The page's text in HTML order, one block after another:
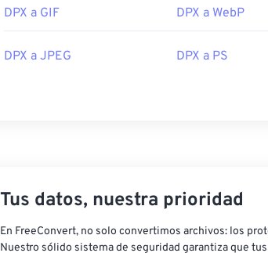
Desarrollado por:
DPX a GIF DPX a WebP
DPX a JPEG DPX a PS
Tus datos, nuestra prioridad
En FreeConvert, no solo convertimos archivos: los
Nuestro sólido sistema de seguridad garantiza que